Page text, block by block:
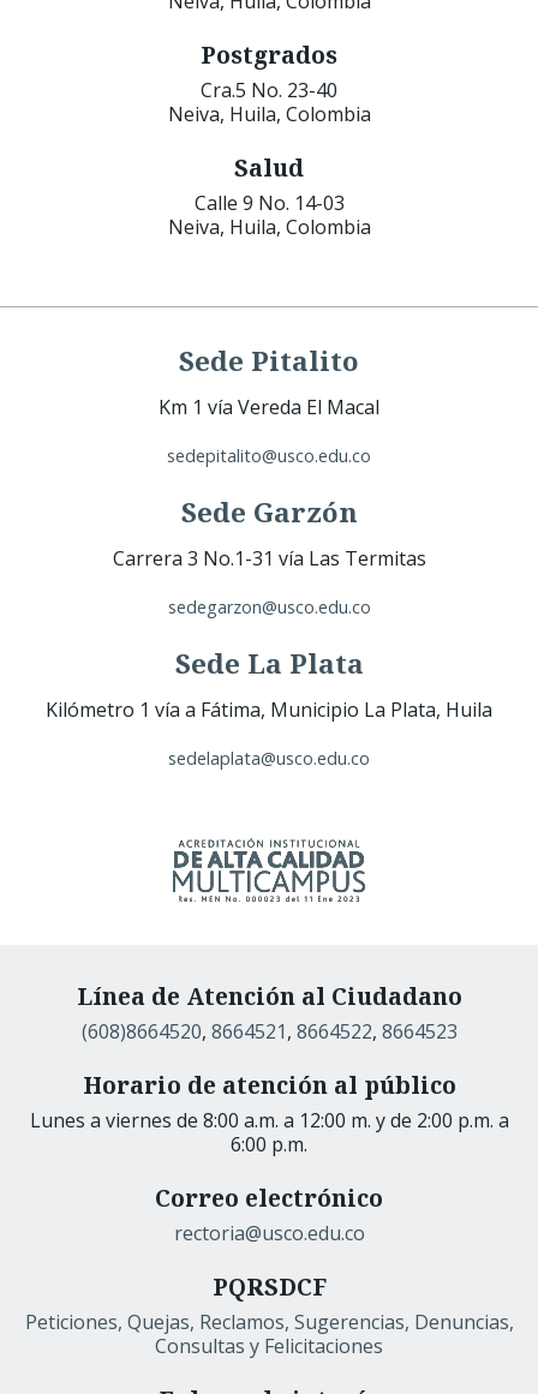
Postgrados
Cra.5 No. 23-40
Neiva, Huila, Colombia
Salud
Calle 9 No. 14-03
Neiva, Huila, Colombia
Sede Pitalito
Km 1 vía Vereda El Macal
sedepitalito@usco.edu.co
Sede Garzón
Carrera 3 No.1-31 vía Las Termitas
sedegarzon@usco.edu.co
Sede La Plata
Kilómetro 1 vía a Fátima, Municipio La Plata, Huila
sedelaplata@usco.edu.co
Línea de Atención al Ciudadano
(608)8664520, 8664521, 8664522, 8664523
Horario de atención al público
Lunes a viernes de 8:00 a.m. a 12:00 m. y de 2:00 p.m. a
6:00 p.m.
Correo electrónico
rectoria@usco.edu.co
PQRSDCF
Peticiones, Quejas, Reclamos, Sugerencias, Denuncias,
Consultas y Felicitaciones